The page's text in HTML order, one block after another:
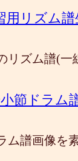
用リズム譜
リズム譜(一
小節ドラム
ム譜画像を